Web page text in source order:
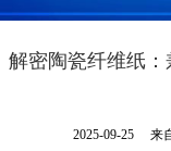
解密陶瓷纤维纸
2025-09-25 来